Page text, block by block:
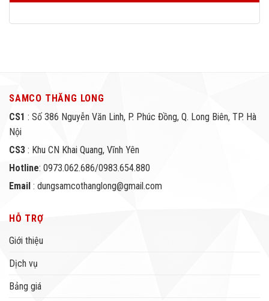
SAMCO THĂNG LONG
CS1 : Số 386 Nguyễn Văn Linh, P. Phúc Đồng, Q. Long Biên, TP. Hà
Nội
CS3 : Khu CN Khai Quang, Vĩnh Yên
Hotline: 0973.062.686/0983.654.880
Email : dungsamcothanglong@gmail.com
HỖ TRỢ
Giới thiệu
Dịch vụ
Bảng giá